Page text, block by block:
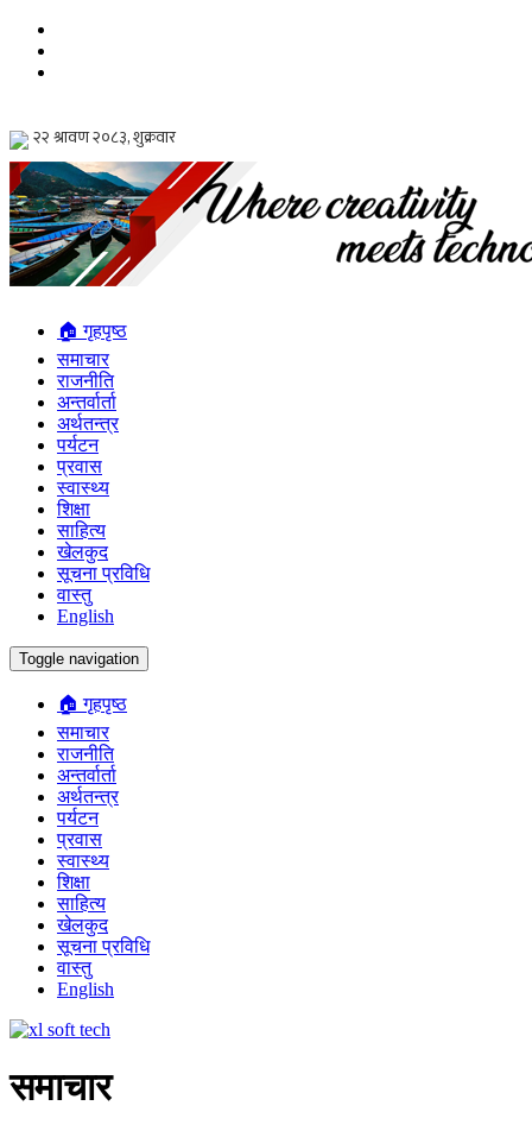
🏠 गृहपृष्ठ
समाचार
राजनीति
अन्तर्वार्ता
अर्थतन्त्र
पर्यटन
प्रवास
स्वास्थ्य
शिक्षा
साहित्य
खेलकुद
सूचना प्रविधि
वास्तु
English
Toggle navigation
🏠 गृहपृष्ठ
समाचार
राजनीति
अन्तर्वार्ता
अर्थतन्त्र
पर्यटन
प्रवास
स्वास्थ्य
शिक्षा
साहित्य
खेलकुद
सूचना प्रविधि
वास्तु
English
समाचार